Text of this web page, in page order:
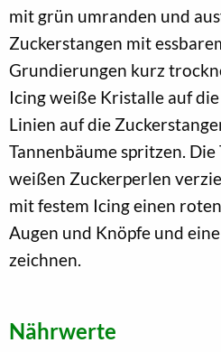
mit grün umranden und
Zuckerstangen mit
Grundierungen kurz
Icing weiße Kristalle auf
Linien auf die
Tannenbäume spritzen.
weißen Zuckerperlen
mit festem Icing einen
Augen und Knöpfe und
zeichnen.
Nährwerte